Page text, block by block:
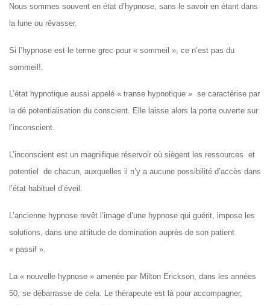
Nous sommes souvent en état d’hypnose, sans le savoir en étant dans
la lune ou rêvasser.
Si l’hypnose est le terme grec pour « sommeil », ce n’est pas du
sommeil!.
L’état hypnotique aussi appelé « transe hypnotique » se caractérise par
la dé potentialisation du conscient. Elle laisse alors la porte ouverte sur
l’inconscient.
L’inconscient est un magnifique réservoir où siègent les ressources et
potentiel de chacun, auxquelles il n’y a aucune possibilité d’accès dans
l’état habituel d’éveil.
L’ancienne hypnose revêt l’image d’une hypnose qui guérit, impose les
solutions, dans une attitude de domination auprès de son patient
« passif ».
La « nouvelle hypnose » amenée par Milton Erickson, dans les années
50, se débarrasse de cela. Le thérapeute est là pour accompagner,